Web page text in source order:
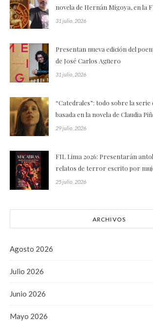
novela de Hernán Migoya, en la
31 julio, 2026
Presentan nueva edición del
de José Carlos Agüero
31 julio, 2026
“Catedrales”: todo sobre la serie
basada en la novela de Claudia
29 julio, 2026
FIL Lima 2026: Presentarán
relatos de terror escrito por
25 julio, 2026
ARCHIVOS
Agosto 2026
Julio 2026
Junio 2026
Mayo 2026